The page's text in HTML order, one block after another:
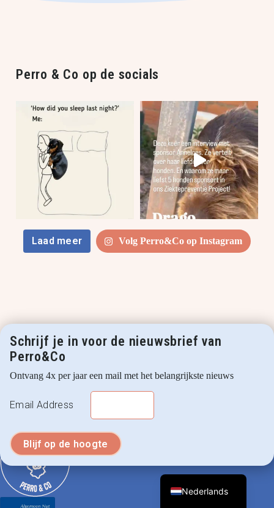
Perro & Co op de socials
Laad meer Volg Perro&Co op Instagram
Schrijf je in voor de nieuwsbrief van
Perro&Co
Ontvang 4x per jaar een mail met het belangrijkste nieuws
Email Address
Nederlands